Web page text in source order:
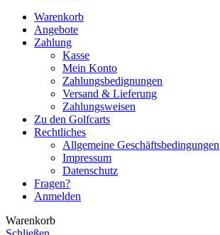
Warenkorb
Angebote
Zahlung
Kasse
Mein Konto
Zahlungsbedignungen
Versand & Lieferung
Zahlungsweisen
Zu den Golfcarts
Rechtliches
Allgemeine Geschäftsbedingungen
Impressum
Datenschutz
Fragen?
Anmelden
Warenkorb